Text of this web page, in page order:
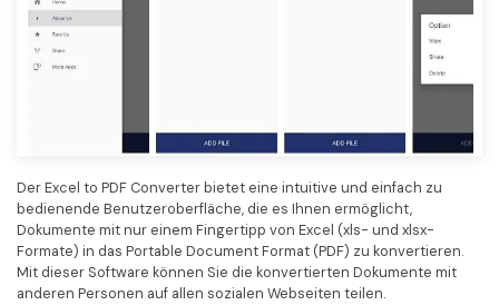
Der Excel to PDF Converter bietet eine intuitive und einfach zu
bedienende Benutzeroberfläche, die es Ihnen ermöglicht,
Dokumente mit nur einem Fingertipp von Excel (xls- und xlsx-
Formate) in das Portable Document Format (PDF) zu konvertieren.
Mit dieser Software können Sie die konvertierten Dokumente mit
anderen Personen auf allen sozialen Webseiten teilen.